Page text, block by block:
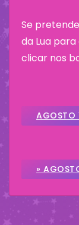
Se
da Lua
clicar nos
AGOSTO
»